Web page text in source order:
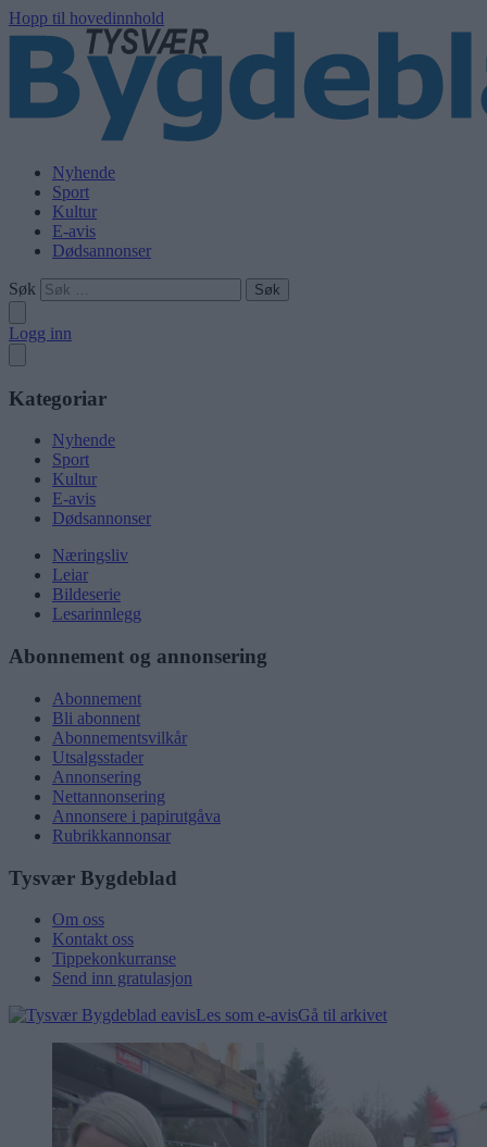
Hopp til hovedinnhold
Nyhende
Sport
Kultur
E-avis
Dødsannonser
Søk
Logg inn
Kategoriar
Nyhende
Sport
Kultur
E-avis
Dødsannonser
Næringsliv
Leiar
Bildeserie
Lesarinnlegg
Abonnement og annonsering
Abonnement
Bli abonnent
Abonnementsvilkår
Utsalgsstader
Annonsering
Nettannonsering
Annonsere i papirutgåva
Rubrikkannonsar
Tysvær Bygdeblad
Om oss
Kontakt oss
Tippekonkurranse
Send inn gratulasjon
Les som e-avisGå til arkivet